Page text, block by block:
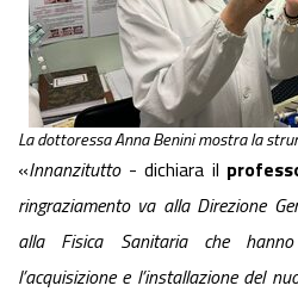
La dottoressa Anna Benini mostra la
«Innanzitutto- dichiara il
ringraziamento va alla Direzione
alla Fisica Sanitaria che hanno
l’acquisizione e l’installazione del